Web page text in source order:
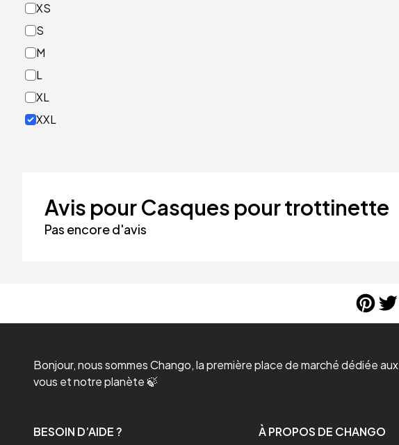
XS
S
M
L
XL
XXL
Avis pour Casques pour trottinette
Pas encore d'avis
Bonjour, nous sommes Chango, la première place de marché dédiée
vous et notre planète 🍃
BESOIN D’AIDE ? À PROPOS DE CHANGO